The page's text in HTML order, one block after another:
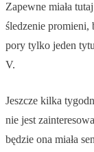
Zapewne miała
śledzenie promieni,
pory tylko jeden
V.
Jeszcze kilka
nie jest
będzie ona miała